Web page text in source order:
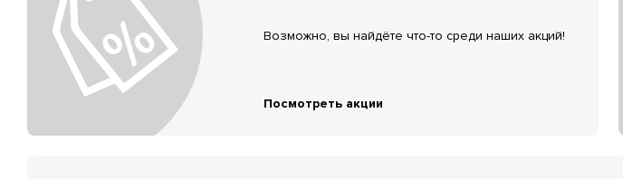
Возможно, вы найдёте что-то среди наших акций!
Посмотреть акции